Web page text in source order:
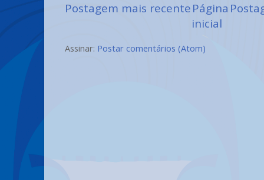
Postagem mais recentePágina
inicial
Assinar: Postar comentários (Atom)